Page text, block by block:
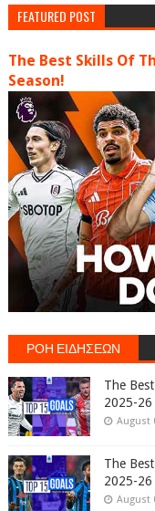
FEATURED POST
The Best Skills Of
Season!
ΡΟΗ ΕΙΔΗΣΕΩΝ
The
2025-26
August
The
2025-26
August